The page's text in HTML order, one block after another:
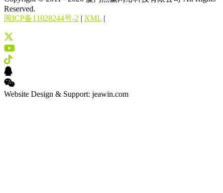
Reserved.
闽ICP备11028244号-2 | XML |
Website Design & Support: jeawin.com